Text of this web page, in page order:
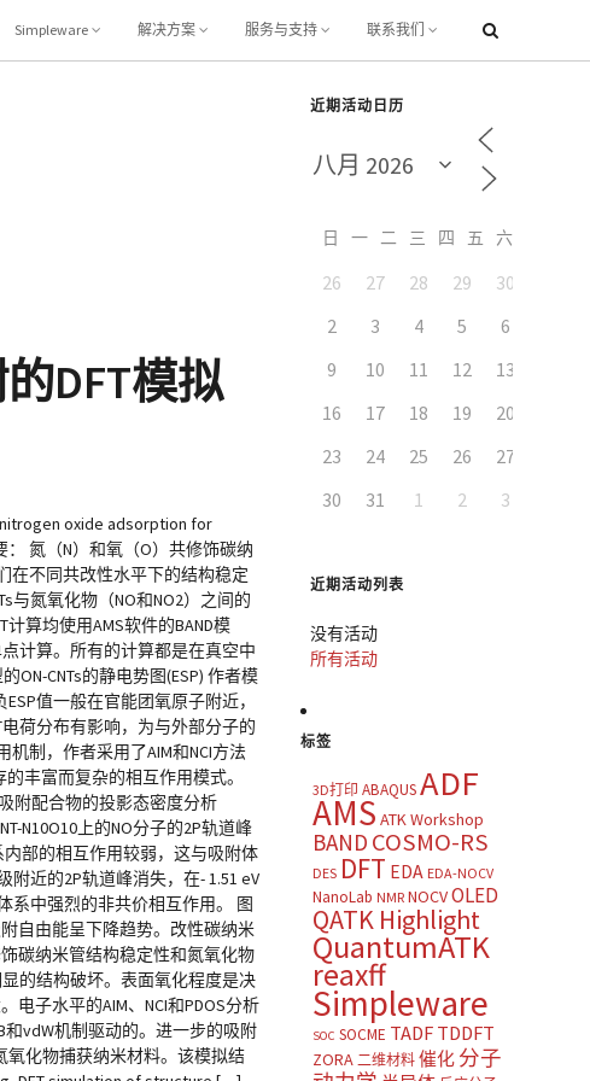
Simpleware 解决方案 服务与支持 联系我们
DFT模拟
oxide adsorption for
氮（N）和氧（O）共修饰碳纳
在不同共改性水平下的结构稳定
与氮氧化物（NO和NO2）之间的
算均使用AMS软件的BAND模
点计算。所有的计算都是在真空中
ON-CNTs的静电势图(ESP) 作者模
值一般在官能团氧原子附近，
荷分布有影响，为与外部分子的
机制，作者采用了AIM和NCI方法
丰富而复杂的相互作用模式。
附配合物的投影态密度分析
N10O10上的NO分子的2P轨道峰
内部的相互作用较弱，这与吸附体
附近的2P轨道峰消失，在- 1.51 eV
系中强烈的非共价相互作用。 图
自由能呈下降趋势。改性碳纳米
碳纳米管结构稳定性和氮氧化物
的结构破坏。表面氧化程度是决
电子水平的AIM、NCI和PDOS分析
vdW机制驱动的。进一步的吸附
化物捕获纳米材料。该模拟结
近期活动日历
日 一 二 三 四 五
26 27 28 29 30
2
3 4 5 6
9
10 11 12 13
16
17 18 19 20
23
24 25 26 27
30
31 1 2 3
近期活动列表
没有活动
所有活动
标签
3D打印 ABAQUSADF
AMS ATK Workshop
BAND COSMO-RS
DES DFT EDA EDA-NOCV
NanoLab NMR NOCVOLED
QATK Highlight
QuantumATK
reaxff
Simpleware
SOC SOCME TADF TDDFT
ZORA 二维材料 催化 分子